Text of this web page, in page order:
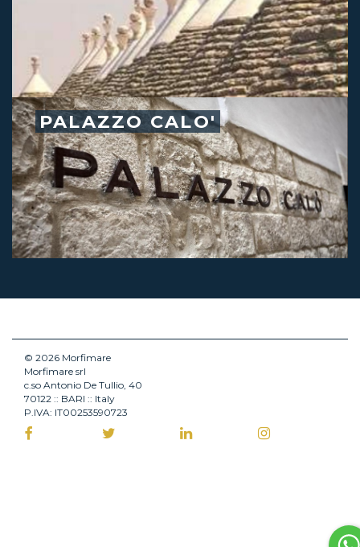
PALAZZO CALO'
© 2026 Morfimare
Morfimare srl
c.so Antonio De Tullio, 40
70122 :: BARI :: Italy
P.IVA: IT00253590723